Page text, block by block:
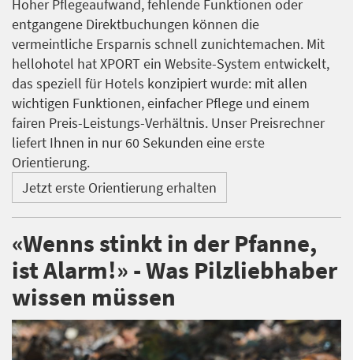
Hoher Pflegeaufwand, fehlende Funktionen oder
entgangene Direktbuchungen können die
vermeintliche Ersparnis schnell zunichtemachen. Mit
hellohotel hat XPORT ein Website-System entwickelt,
das speziell für Hotels konzipiert wurde: mit allen
wichtigen Funktionen, einfacher Pflege und einem
fairen Preis-Leistungs-Verhältnis. Unser Preisrechner
liefert Ihnen in nur 60 Sekunden eine erste
Orientierung.
Jetzt erste Orientierung erhalten
«Wenns stinkt in der Pfanne,
ist Alarm!» - Was Pilzliebhaber
wissen müssen